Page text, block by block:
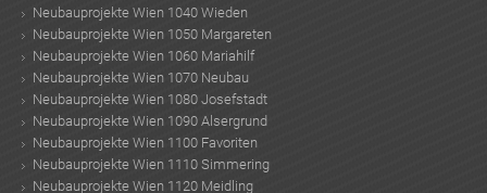
Neubauprojekte Wien 1040 Wieden
Neubauprojekte Wien 1050 Margareten
Neubauprojekte Wien 1060 Mariahilf
Neubauprojekte Wien 1070 Neubau
Neubauprojekte Wien 1080 Josefstadt
Neubauprojekte Wien 1090 Alsergrund
Neubauprojekte Wien 1100 Favoriten
Neubauprojekte Wien 1110 Simmering
Neubauprojekte Wien 1120 Meidling